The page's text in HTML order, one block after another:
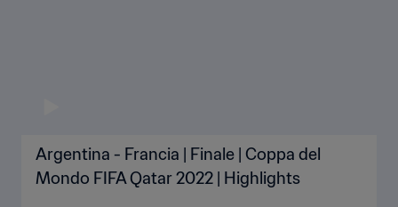
Argentina - Francia | Finale | Coppa del
Mondo FIFA Qatar 2022 | Highlights